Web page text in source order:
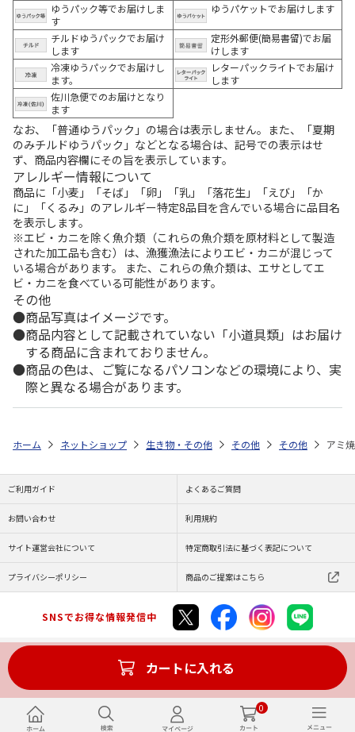
0
ゆうパック等でお届けしま
す
ゆうパケットでお届けします
チルドゆうパックでお届け
します
定形外郵便(簡易書留)でお届
けします
冷凍ゆうパックでお届けし
ます。
レターパックライトでお届け
します
佐川急便でのお届けとなり
ます
なお、「普通ゆうパック」の場合は表示しません。また、「夏期
のみチルドゆうパック」などとなる場合は、記号での表示はせ
ず、商品内容欄にその旨を表示しています。
アレルギー情報について
商品に「小麦」「そば」「卵」「乳」「落花生」「えび」「か
に」「くるみ」のアレルギー特定8品目を含んでいる場合に品目名
を表示します。
※エビ・カニを除く魚介類（これらの魚介類を原材料として製造
された加工品も含む）は、漁獲漁法によりエビ・カニが混じって
いる場合があります。 また、これらの魚介類は、エサとしてエ
ビ・カニを食べている可能性があります。
その他
商品写真はイメージです。
商品内容として記載されていない「小道具類」はお届け
する商品に含まれておりません。
商品の色は、ご覧になるパソコンなどの環境により、実
際と異なる場合があります。
カートに入れる
ホーム ネットショップ 生き物・その他 その他 その他 アミ
ご利用ガイド よくあるご質問
お問い合わせ 利用規約
サイト運営会社について 特定商取引法に基づく表記について
プライバシーポリシー 商品のご提案はこちら
SNSでお得な情報発信中